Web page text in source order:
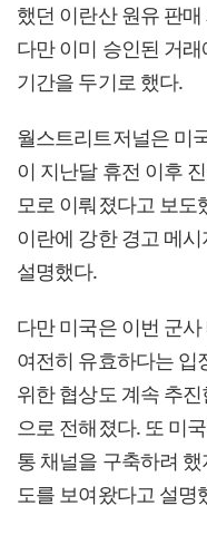
했던 이란산 원유 판
다만 이미 승인된 거
기간을 두기로 했다.
월스트리트저널은 미
이 지난달 휴전 이후
모로 이뤄졌다고 보도
이란에 강한 경고 메
설명했다.
다만 미국은 이번 군
여전히 유효하다는 입
위한 협상도 계속 추
으로 전해졌다. 또 미
통 채널을 구축하려
도를 보여왔다고 설명